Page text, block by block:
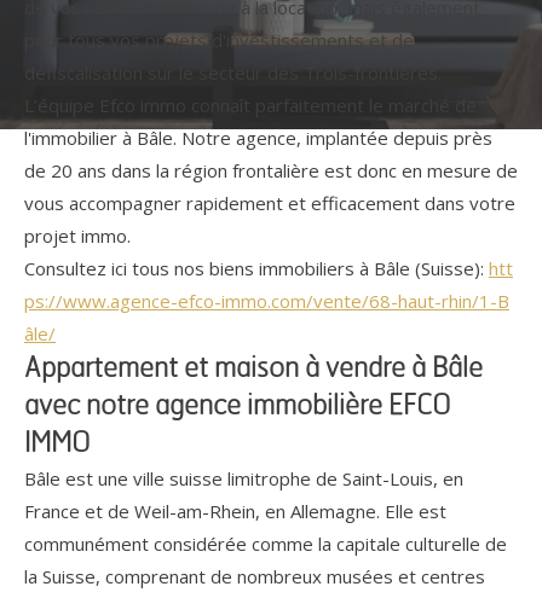
de vos rêves, à l'achat ou à la location, mais également
pour tous vos projets d'investissements et de
l'immobilier à Bâle. Notre agence, implantée depuis près
de 20 ans dans la région frontalière est donc en mesure de
vous accompagner rapidement et efficacement dans votre
projet immo.
Consultez ici tous nos biens immobiliers à Bâle (Suisse): htt
ps://www.agence-efco-immo.com/vente/68-haut-rhin/1-B
âle/
Appartement et maison à vendre à Bâle
avec notre agence immobilière EFCO
IMMO
Bâle est une ville suisse limitrophe de Saint-Louis, en
France et de Weil-am-Rhein, en Allemagne. Elle est
communément considérée comme la capitale culturelle de
la Suisse, comprenant de nombreux musées et centres
Référence
AFFINER LES CRITÈRES
FILTRER PAR